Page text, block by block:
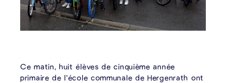
Ce matin, huit élèves de cinquième année
primaire de l’école communale de Hergenrath ont